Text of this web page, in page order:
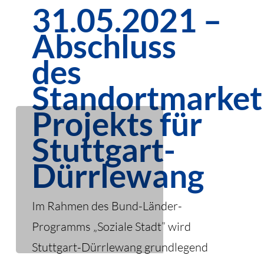
Abschluss
des
Standortmarketing-
Projekts
Stuttgart-
Dürrlewang
31.05.2021 –
Abschluss
des
Projekts für
Stuttgart-
Dürrlewang
Im Rahmen des Bund-Länder-
Programms „Soziale Stadt” wird
Stuttgart-Dürrlewang grundlegend